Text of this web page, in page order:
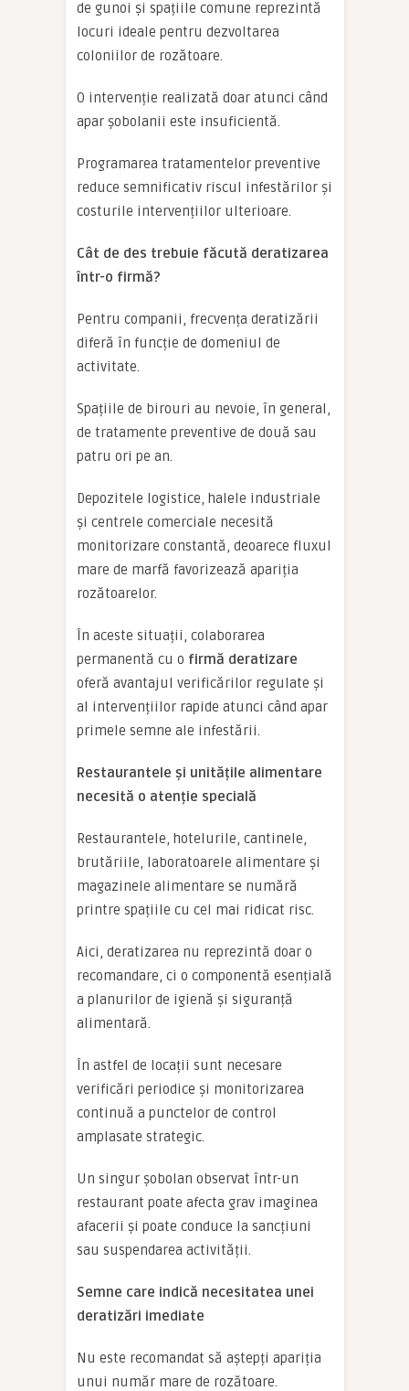
de gunoi și spațiile comune reprezintă
locuri ideale pentru dezvoltarea
coloniilor de rozătoare.
O intervenție realizată doar atunci când
apar șobolanii este insuficientă.
Programarea tratamentelor preventive
reduce semnificativ riscul infestărilor și
costurile intervențiilor ulterioare.
Cât de des trebuie făcută deratizarea
într-o firmă?
Pentru companii, frecvența deratizării
diferă în funcție de domeniul de
activitate.
Spațiile de birouri au nevoie, în general,
de tratamente preventive de două sau
patru ori pe an.
Depozitele logistice, halele industriale
și centrele comerciale necesită
monitorizare constantă, deoarece fluxul
mare de marfă favorizează apariția
rozătoarelor.
În aceste situații, colaborarea
permanentă cu o firmă deratizare
oferă avantajul verificărilor regulate și
al intervențiilor rapide atunci când apar
primele semne ale infestării.
Restaurantele și unitățile alimentare
necesită o atenție specială
Restaurantele, hotelurile, cantinele,
brutăriile, laboratoarele alimentare și
magazinele alimentare se numără
printre spațiile cu cel mai ridicat risc.
Aici, deratizarea nu reprezintă doar o
recomandare, ci o componentă esențială
a planurilor de igienă și siguranță
alimentară.
În astfel de locații sunt necesare
verificări periodice și monitorizarea
continuă a punctelor de control
amplasate strategic.
Un singur șobolan observat într-un
restaurant poate afecta grav imaginea
afacerii și poate conduce la sancțiuni
sau suspendarea activității.
Semne care indică necesitatea unei
deratizări imediate
Nu este recomandat să aștepți apariția
unui număr mare de rozătoare.